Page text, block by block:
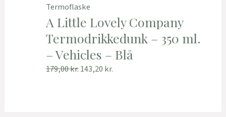
Termoflaske
A Little Lovely Company
Termodrikkedunk – 350 ml.
– Vehicles – Blå
179,00kr.143,20 kr.